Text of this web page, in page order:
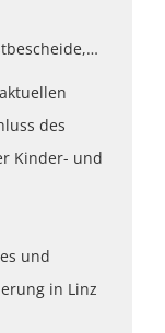
des
Kinder- und
und
in Linz